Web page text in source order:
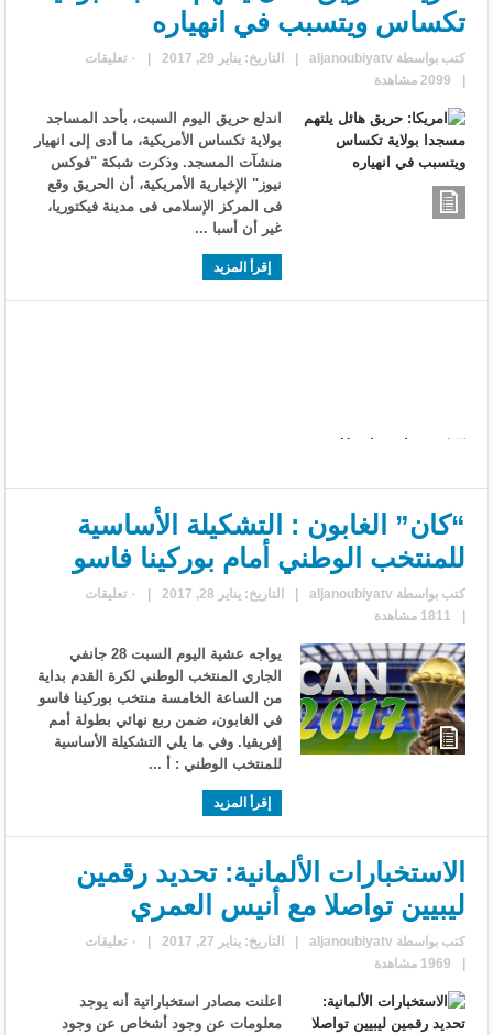
تكساس ويتسبب في انهياره
كتب بواسطةaljanoubiyatv
| التاريخ: يناير 29, 2017 |
٠ تعليقات
|
2099 مشاهدة
اندلع حريق اليوم السبت، بأحد المساجد
بولاية تكساس الأمريكية، ما أدى إلى انهيار
منشآت المسجد. وذكرت شبكة "فوكس
نيوز" الإخبارية الأمريكية، أن الحريق وقع
فى المركز الإسلامى فى مدينة فيكتوريا،
غير أن أسبا ...
إقرأ المزيد
“كان” الغابون : التشكيلة الأساسية
للمنتخب الوطني أمام بوركينا فاسو
كتب بواسطةaljanoubiyatv
| التاريخ: يناير 28, 2017 |
٠ تعليقات
|
1811 مشاهدة
يواجه عشية اليوم السبت 28 جانفي
الجاري المنتخب الوطني لكرة القدم بداية
من الساعة الخامسة منتخب بوركينا فاسو
في الغابون، ضمن ربع نهائي بطولة أمم
إفريقيا. وفي ما يلي التشكيلة الأساسية
للمنتخب الوطني : أ ...
إقرأ المزيد
الاستخبارات الألمانية: تحديد رقمين
ليبيين تواصلا مع أنيس العمري
كتب بواسطةaljanoubiyatv
| التاريخ: يناير 27, 2017 |
٠ تعليقات
|
1969 مشاهدة
اعلنت مصادر استخباراتية أنه يوجد
معلومات عن وجود أشخاص عن وجود